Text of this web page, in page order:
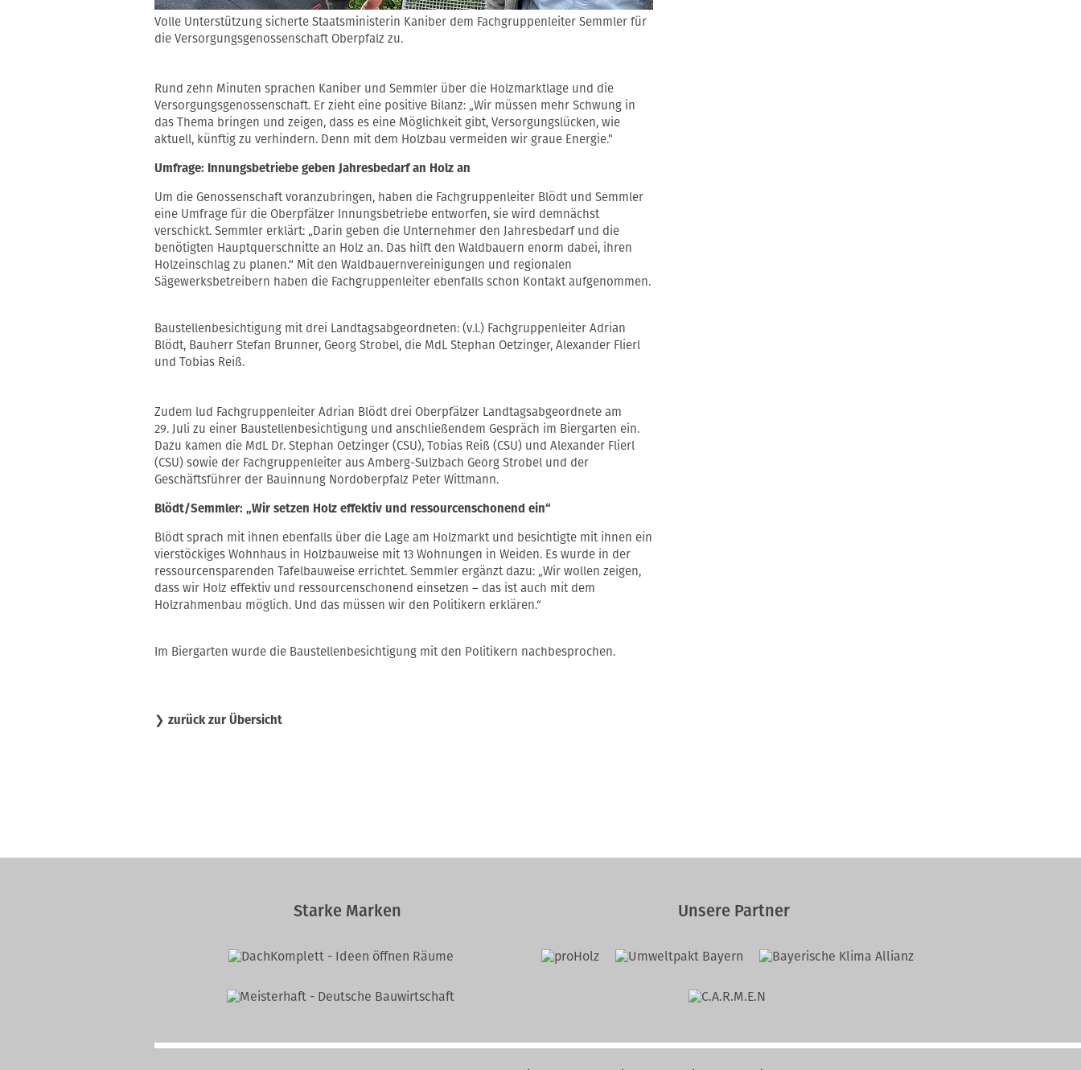
Volle Unterstützung sicherte Staatsministerin Kaniber dem Fachgruppenleiter Semmler für
die Versorgungsgenossenschaft Oberpfalz zu.
Rund zehn Minuten sprachen Kaniber und Semmler über die Holzmarktlage und die
Versorgungsgenossenschaft. Er zieht eine positive Bilanz: „Wir müssen mehr Schwung in
das Thema bringen und zeigen, dass es eine Möglichkeit gibt, Versorgungslücken, wie
aktuell, künftig zu verhindern. Denn mit dem Holzbau vermeiden wir graue Energie."
Umfrage: Innungsbetriebe geben Jahresbedarf an Holz an
Um die Genossenschaft voranzubringen, haben die Fachgruppenleiter Blödt und Semmler
eine Umfrage für die Oberpfälzer Innungsbetriebe entworfen, sie wird demnächst
verschickt. Semmler erklärt: „Darin geben die Unternehmer den Jahresbedarf und die
benötigten Hauptquerschnitte an Holz an. Das hilft den Waldbauern enorm dabei, ihren
Holzeinschlag zu planen.“ Mit den Waldbauernvereinigungen und regionalen
Sägewerksbetreibern haben die Fachgruppenleiter ebenfalls schon Kontakt aufgenommen.
Baustellenbesichtigung mit drei Landtagsabgeordneten: (v.l.) Fachgruppenleiter Adrian
Blödt, Bauherr Stefan Brunner, Georg Strobel, die MdL Stephan Oetzinger, Alexander Flierl
und Tobias Reiß.
Zudem lud Fachgruppenleiter Adrian Blödt drei Oberpfälzer Landtagsabgeordnete am
29. Juli zu einer Baustellenbesichtigung und anschließendem Gespräch im Biergarten ein.
Dazu kamen die MdL Dr. Stephan Oetzinger (CSU), Tobias Reiß (CSU) und Alexander Flierl
(CSU) sowie der Fachgruppenleiter aus Amberg-Sulzbach Georg Strobel und der
Geschäftsführer der Bauinnung Nordoberpfalz Peter Wittmann.
Blödt/Semmler: „Wir setzen Holz effektiv und ressourcenschonend ein“
Blödt sprach mit ihnen ebenfalls über die Lage am Holzmarkt und besichtigte mit ihnen ein
vierstöckiges Wohnhaus in Holzbauweise mit 13 Wohnungen in Weiden. Es wurde in der
ressourcensparenden Tafelbauweise errichtet. Semmler ergänzt dazu: „Wir wollen zeigen,
dass wir Holz effektiv und ressourcenschonend einsetzen – das ist auch mit dem
Holzrahmenbau möglich. Und das müssen wir den Politikern erklären.“
Im Biergarten wurde die Baustellenbesichtigung mit den Politikern nachbesprochen.
❯ zurück zur Übersicht
Starke Marken Unsere Partner